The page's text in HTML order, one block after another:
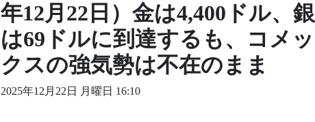
年12月22日）金は4,400ドル、銀
は69ドルに到達するも、コメッ
クスの強気勢は不在のまま
2025年12月22日 月曜日 16:10